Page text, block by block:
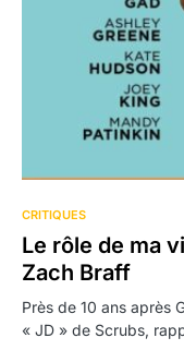
CRITIQUES
Le rôle de ma
Zach Braff
Près de 10 ans après
« JD » de Scrubs,